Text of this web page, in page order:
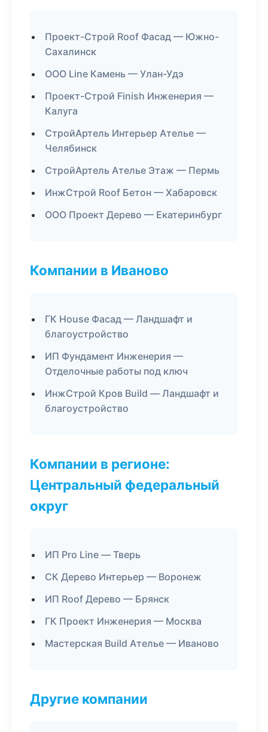
Проект-Строй Roof Фасад — Южно-
Сахалинск
ООО Line Камень — Улан-Удэ
Проект-Строй Finish Инженерия —
Калуга
СтройАртель Интерьер Ателье —
Челябинск
СтройАртель Ателье Этаж — Пермь
ИнжСтрой Roof Бетон — Хабаровск
ООО Проект Дерево — Екатеринбург
Компании в Иваново
ГК House Фасад — Ландшафт и
благоустройство
ИП Фундамент Инженерия —
Отделочные работы под ключ
ИнжСтрой Кров Build — Ландшафт и
благоустройство
Компании в регионе:
Центральный федеральный
округ
ИП Pro Line — Тверь
СК Дерево Интерьер — Воронеж
ИП Roof Дерево — Брянск
ГК Проект Инженерия — Москва
Мастерская Build Ателье — Иваново
Другие компании